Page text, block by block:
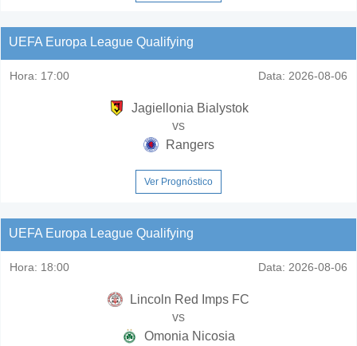
UEFA Europa League Qualifying
Hora: 17:00 Data: 2026-08-06
Jagiellonia Bialystok
vs
Rangers
Ver Prognóstico
UEFA Europa League Qualifying
Hora: 18:00 Data: 2026-08-06
Lincoln Red Imps FC
vs
Omonia Nicosia